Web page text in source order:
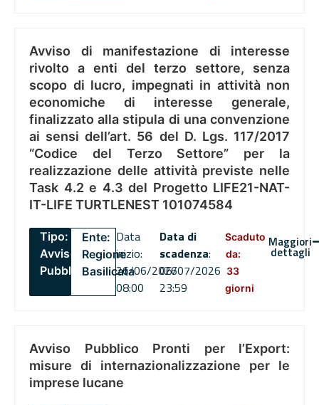
Avviso di manifestazione di interesse
rivolto a enti del terzo settore, senza
scopo di lucro, impegnati in attività non
economiche di interesse generale,
finalizzato alla stipula di una convenzione
ai sensi dell’art. 56 del D. Lgs. 117/2017
“Codice del Terzo Settore” per la
realizzazione delle attività previste nelle
Task 4.2 e 4.3 del Progetto LIFE21-NAT-
IT-LIFE TURTLENEST 101074584
Tipo:
Avviso
Pubblico
Ente:
Regione
Basilicata
Data
inizio:
26/06/2026
08:00
Data di
scadenza:
06/07/2026
23:59
Scaduto
da:
33
giorni
Maggiori
dettagli
Avviso Pubblico Pronti per l’Export:
misure di internazionalizzazione per le
imprese lucane